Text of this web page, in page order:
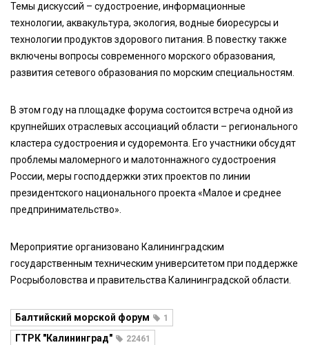
Темы дискуссий – судостроение, информационные
технологии, аквакультура, экология, водные биоресурсы и
технологии продуктов здорового питания. В повестку также
включены вопросы современного морского образования,
развития сетевого образования по морским специальностям.
В этом году на площадке форума состоится встреча одной из
крупнейших отраслевых ассоциаций области – регионального
кластера судостроения и судоремонта. Его участники обсудят
проблемы маломерного и малотоннажного судостроения
России, меры господдержки этих проектов по линии
президентского национального проекта «Малое и среднее
предпринимательство».
Мероприятие организовано Калининградским
государственным техническим университетом при поддержке
Росрыболовства и правительства Калининградской области.
Балтийский морской форум 1
ГТРК "Калининград" 22461